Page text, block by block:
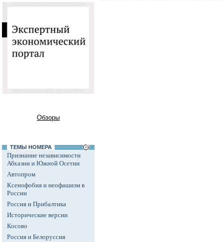
Обзоры
ТЕМЫ НОМЕРА
Признание независимости
Абхазии и Южной Осетии
Автопром
Ксенофобия и неофашизм в
России
Россия и Прибалтика
Исторические версии
Косово
Россия и Белоруссия